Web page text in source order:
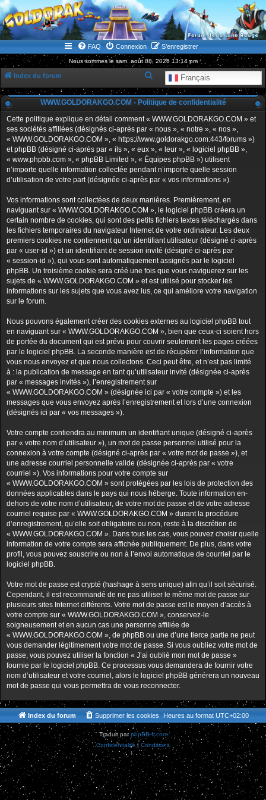
WWW.GOLDORAKGO.COM
le site de la Lune Rouge
FAQ Connexion S’enregistrer
Nous sommes le sam. août 08, 2026 13:14 pm
Index du forum Français
e
c
h
e
c
r
WWW.GOLDORAKGO.COM - Politique de confidentialité
Cette politique explique en détail comment « WWW.GOLDORAKGO.COM » et
ses sociétés affiliées (désignés ci-après par « nous », « notre », « nos »,
« WWW.GOLDORAKGO.COM », « https://www.goldorakgo.com:443/forums »)
et phpBB (désigné ci-après par « ils », « eux », « leur », « logiciel phpBB »,
« www.phpbb.com », « phpBB Limited », « Équipes phpBB ») utilisent
n’importe quelle information collectée pendant n’importe quelle session
d’utilisation de votre part (désignée ci-après par « vos informations »).
Vos informations sont collectées de deux manières. Premièrement, en
naviguant sur « WWW.GOLDORAKGO.COM », le logiciel phpBB créera un
certain nombre de cookies, qui sont des petits fichiers textes téléchargés dans
les fichiers temporaires du navigateur Internet de votre ordinateur. Les deux
premiers cookies ne contiennent qu’un identifiant utilisateur (désigné ci-après
par « user-id ») et un identifiant de session invité (désigné ci-après par
« session-id »), qui vous sont automatiquement assignés par le logiciel
phpBB. Un troisième cookie sera créé une fois que vous naviguerez sur les
sujets de « WWW.GOLDORAKGO.COM » et est utilisé pour stocker les
informations sur les sujets que vous avez lus, ce qui améliore votre navigation
sur le forum.
Nous pouvons également créer des cookies externes au logiciel phpBB tout
en naviguant sur « WWW.GOLDORAKGO.COM », bien que ceux-ci soient hors
de portée du document qui est prévu pour couvrir seulement les pages créées
par le logiciel phpBB. La seconde manière est de récupérer l’information que
vous nous envoyez et que nous collectons. Ceci peut être, et n’est pas limité
à : la publication de message en tant qu’utilisateur invité (désignée ci-après
par « messages invités »), l’enregistrement sur
« WWW.GOLDORAKGO.COM » (désignée ici par « votre compte ») et les
messages que vous envoyez après l’enregistrement et lors d’une connexion
(désignés ici par « vos messages »).
Votre compte contiendra au minimum un identifiant unique (désigné ci-après
par « votre nom d’utilisateur »), un mot de passe personnel utilisé pour la
connexion à votre compte (désigné ci-après par « votre mot de passe »), et
une adresse courriel personnelle valide (désignée ci-après par « votre
courriel »). Vos informations pour votre compte sur
« WWW.GOLDORAKGO.COM » sont protégées par les lois de protection des
données applicables dans le pays qui nous héberge. Toute information en-
dehors de votre nom d’utilisateur, de votre mot de passe et de votre adresse
courriel requise par « WWW.GOLDORAKGO.COM » durant la procédure
d’enregistrement, qu’elle soit obligatoire ou non, reste à la discrétion de
« WWW.GOLDORAKGO.COM ». Dans tous les cas, vous pouvez choisir quelle
information de votre compte sera affichée publiquement. De plus, dans votre
profil, vous pouvez souscrire ou non à l’envoi automatique de courriel par le
logiciel phpBB.
Votre mot de passe est crypté (hashage à sens unique) afin qu’il soit sécurisé.
Cependant, il est recommandé de ne pas utiliser le même mot de passe sur
plusieurs sites Internet différents. Votre mot de passe est le moyen d’accès à
votre compte sur « WWW.GOLDORAKGO.COM », conservez-le
soigneusement et en aucun cas une personne affiliée de
« WWW.GOLDORAKGO.COM », de phpBB ou une d’une tierce partie ne peut
vous demander légitimement votre mot de passe. Si vous oubliez votre mot de
passe, vous pouvez utiliser la fonction « J’ai oublié mon mot de passe »
fournie par le logiciel phpBB. Ce processus vous demandera de fournir votre
nom d’utilisateur et votre courriel, alors le logiciel phpBB générera un nouveau
mot de passe qui vous permettra de vous reconnecter.
Index du forum Heures au format UTC+02:00
Supprimer les cookies
Traduit parphpBB-fr.com
Confidentialité | Conditions